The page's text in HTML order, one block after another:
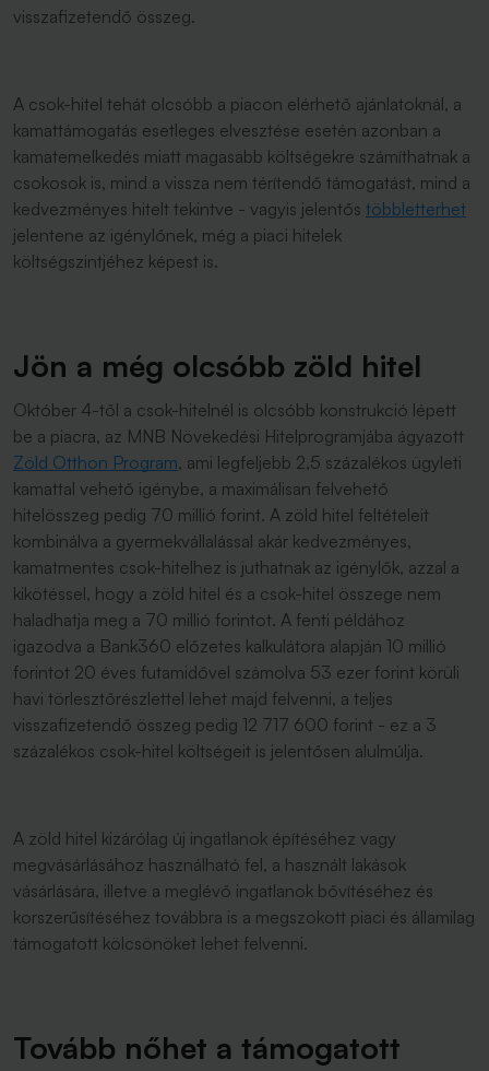
visszafizetendő összeg.
A csok-hitel tehát olcsóbb a piacon elérhető ajánlatoknál, a
kamattámogatás esetleges elvesztése esetén azonban a
kamatemelkedés miatt magasabb költségekre számíthatnak a
csokosok is, mind a vissza nem térítendő támogatást, mind a
kedvezményes hitelt tekintve - vagyis jelentős többletterhet
jelentene az igénylőnek, még a piaci hitelek
költségszintjéhez képest is.
Jön a még olcsóbb zöld hitel
Október 4-től a csok-hitelnél is olcsóbb konstrukció lépett
be a piacra, az MNB Növekedési Hitelprogramjába ágyazott
Zöld Otthon Program, ami legfeljebb 2,5 százalékos ügyleti
kamattal vehető igénybe, a maximálisan felvehető
hitelösszeg pedig 70 millió forint. A zöld hitel feltételeit
kombinálva a gyermekvállalással akár kedvezményes,
kamatmentes csok-hitelhez is juthatnak az igénylők, azzal a
kikötéssel, hogy a zöld hitel és a csok-hitel összege nem
haladhatja meg a 70 millió forintot. A fenti példához
igazodva a Bank360 előzetes kalkulátora alapján 10 millió
forintot 20 éves futamidővel számolva 53 ezer forint körüli
havi törlesztőrészlettel lehet majd felvenni, a teljes
visszafizetendő összeg pedig 12 717 600 forint - ez a 3
százalékos csok-hitel költségeit is jelentősen alulmúlja.
A zöld hitel kizárólag új ingatlanok építéséhez vagy
megvásárlásához használható fel, a használt lakások
vásárlására, illetve a meglévő ingatlanok bővítéséhez és
korszerűsítéséhez továbbra is a megszokott piaci és államilag
támogatott kölcsönöket lehet felvenni.
Tovább nőhet a támogatott